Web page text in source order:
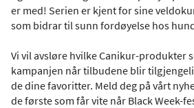
er med! Serien er kjent for sine
som bidrar til sunn fordøyelse hos
Vi vil avsløre hvilke Canikur-produkter
kampanjen når tilbudene blir
de dine favoritter. Meld deg på vårt
de første som får vite når Black Week-